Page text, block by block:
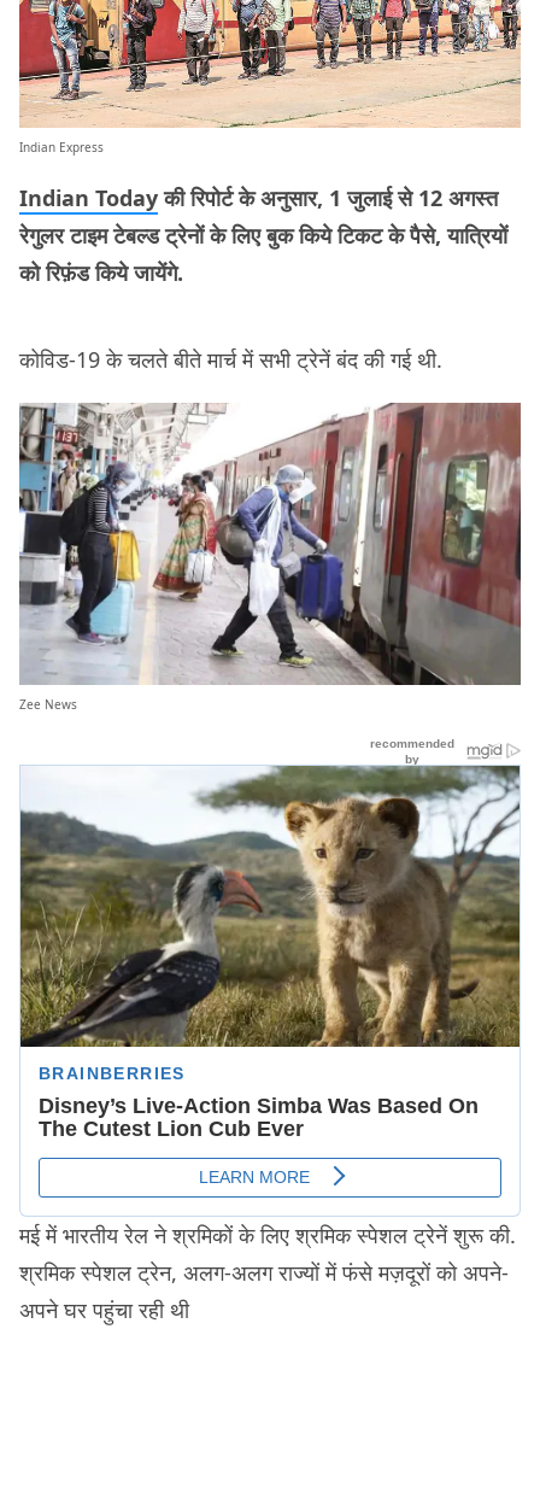
Indian Express
Indian Todayकी रिपोर्ट के अनुसार, 1 जुलाई से 12 अगस्त
रेगुलर टाइम टेबल्ड ट्रेनों के लिए बुक किये टिकट के पैसे, यात्रियों
को रिफ़ंड किये जायेंगे.
कोविड-19 के चलते बीते मार्च में सभी ट्रेनें बंद की गई थी.
Zee News
मई में भारतीय रेल ने श्रमिकों के लिए श्रमिक स्पेशल ट्रेनें शुरू की.
श्रमिक स्पेशल ट्रेन, अलग-अलग राज्यों में फंसे मज़दूरों को अपने-
अपने घर पहुंचा रही थी